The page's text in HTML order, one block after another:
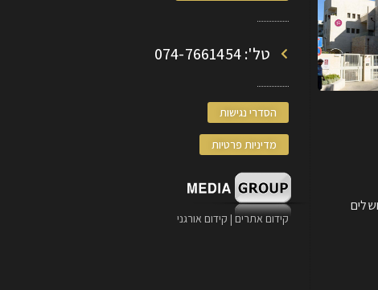
טל': 074-7661454
הסדרי נגישות
מדיניות פרטיות
קידום אתרים | קידום אורגני